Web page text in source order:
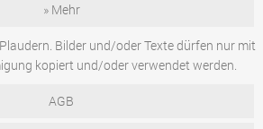
» Mehr
Bilder und/oder Texte dürfen nur mit
kopiert und/oder verwendet werden.
AGB